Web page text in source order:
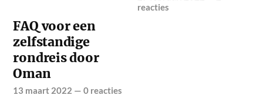
FAQ voor een
zelfstandige
rondreis door
Oman
13 maart 2022 —0 reacties
reacties